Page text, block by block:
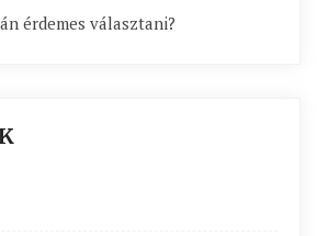
érdemes választani?